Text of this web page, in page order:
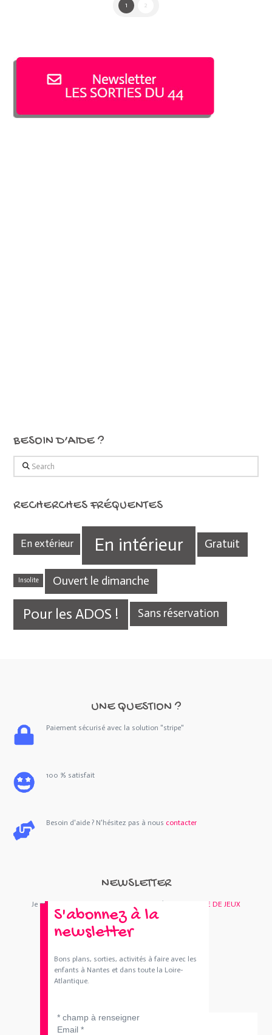
1 2
BESOIN D’AIDE ?
Search
RECHERCHES FRÉQUENTES
En extérieur En intérieur Gratuit
Insolite Ouvert le dimanche
Pour les ADOS ! Sans réservation
UNE QUESTION ?
Paiement sécurisé avec la solution "stripe"
100 % satisfait
Besoin d'aide ? N'hésitez pas à nous contacter
NEWSLETTER
Je m'abonne : Newsletter BOUTIQUE DE JEUX
S'abonnez à la
newsletter
Bons plans, sorties, activités à faire avec les
enfants à Nantes et dans toute la Loire-
Atlantique.
* champ à renseigner
Email *